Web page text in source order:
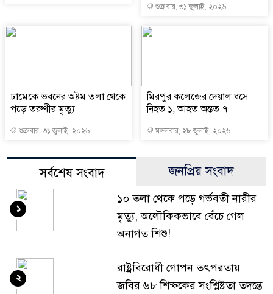
শুক্রবার, ৩১ জুলাই, ২০২৬
ঢামেকে ভবনের অষ্টম তলা থেকে
পড়ে তরুণীর মৃত্যু
শুক্রবার, ৩১ জুলাই, ২০২৬
মিরপুর কলেজের দেয়াল ধসে
নিহত ১, আহত অন্তত ৭
মঙ্গলবার, ২৮ জুলাই, ২০২৬
সর্বশেষ সংবাদ জনপ্রিয় সংবাদ
১০ তলা থেকে পড়ে গর্ভবতী নারীর
মৃত্যু, অলৌকিকভাবে বেঁচে গেল
অনাগত শিশু!
১
রাষ্ট্রবিরোধী গোপন তৎপরতায়
জবির ৬৮ শিক্ষকের সংশ্লিষ্টতা তদন্তে
২